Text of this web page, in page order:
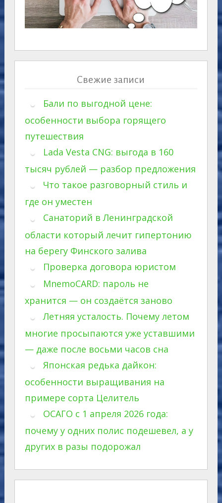
Свежие записи
Бали по выгодной цене:
особенности выбора горящего
путешествия
Lada Vesta CNG: выгода в 160
тысяч рублей — разбор предложения
Что такое разговорный стиль и
где он уместен
Санаторий в Ленинградской
области который лечит гипертонию
на берегу Финского залива
Проверка договора юристом
MnemoCARD: пароль не
хранится — он создаётся заново
Летняя усталость. Почему летом
многие просыпаются уже уставшими
— даже после восьми часов сна
Японская редька дайкон:
особенности выращивания на
примере сорта Целитель
ОСАГО с 1 апреля 2026 года:
почему у одних полис подешевел, а у
других в разы подорожал